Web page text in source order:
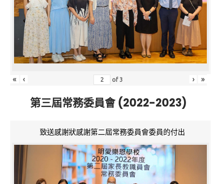
« ‹ of3 › »
第三屆常務委員會 (2022-2023)
致送感謝狀感謝第二屆常務委員會委員的付出